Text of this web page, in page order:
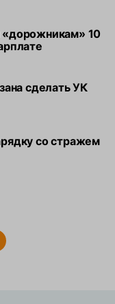
«дорожникам» 10
сделать УК
со стражем